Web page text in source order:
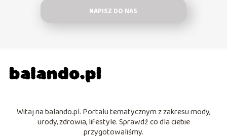
NAPISZ DO NAS
Witaj na balando.pl. Portalu tematycznym z zakresu mody,
urody, zdrowia, lifestyle. Sprawdź co dla ciebie
przygotowaliśmy.